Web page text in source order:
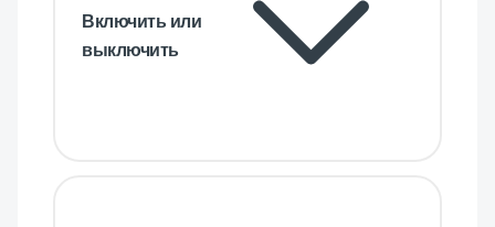
Включить или
выключить